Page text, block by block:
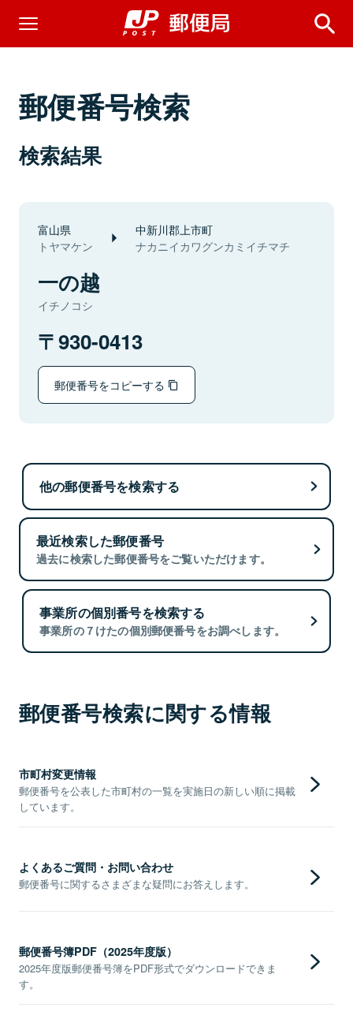
郵便番号検索
検索結果
富山県
トヤマケン
中新川郡上市町
ナカニイカワグンカミイチマチ
一の越
イチノコシ
930-0413
郵便番号をコピーする
他の郵便番号を検索する
最近検索した郵便番号
過去に検索した郵便番号をご覧いただけます。
事業所の個別番号を検索する
事業所の７けたの個別郵便番号をお調べします。
郵便番号検索に関する情報
市町村変更情報
郵便番号を公表した市町村の一覧を実施日の新しい順に掲載
しています。
よくあるご質問・お問い合わせ
郵便番号に関するさまざまな疑問にお答えします。
郵便番号簿PDF（2025年度版）
2025年度版郵便番号簿をPDF形式でダウンロードできま
す。